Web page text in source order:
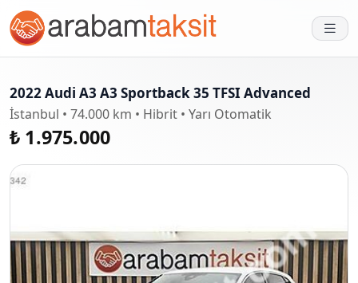
2022 Audi A3 A3 Sportback 35 TFSI Advanced
İstanbul • 74.000 km • Hibrit • Yarı Otomatik
₺ 1.975.000